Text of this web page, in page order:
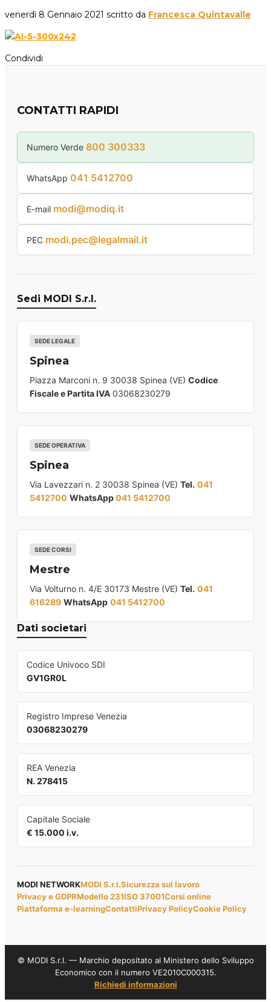
venerdì 8 Gennaio 2021 scritto da Francesca Quintavalle
Condividi
CONTATTI RAPIDI
Numero Verde 800 300333
WhatsApp 041 5412700
E-mail modi@modiq.it
PEC modi.pec@legalmail.it
Sedi MODI S.r.l.
SEDE LEGALE
Spinea
Piazza Marconi n. 9 30038 Spinea (VE) Codice
Fiscale e Partita IVA 03068230279
SEDE OPERATIVA
Spinea
Via Lavezzari n. 2 30038 Spinea (VE) Tel. 041
5412700 WhatsApp041 5412700
SEDE CORSI
Mestre
Via Volturno n. 4/E 30173 Mestre (VE) Tel. 041
616289 WhatsApp 041 5412700
Dati societari
Codice Univoco SDI
GV1GR0L
Registro Imprese Venezia
03068230279
REA Venezia
N. 278415
Capitale Sociale
€ 15.000 i.v.
MODI NETWORKMODI S.r.l.Sicurezza sul lavoro
Privacy e GDPRModello 231ISO 37001Corsi online
Piattaforma e-learningContattiPrivacy PolicyCookie Policy
© MODI S.r.l. — Marchio depositato al Ministero dello Sviluppo
Economico con il numero VE2010C000315.
Richiedi informazioni